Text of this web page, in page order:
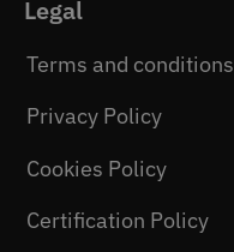
Legal
Terms and conditions
Privacy Policy
Cookies Policy
Certification Policy